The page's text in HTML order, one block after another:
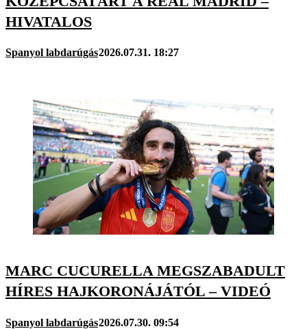
HIVATALOS
Spanyol labdarúgás2026.07.31. 18:27
MARC CUCURELLA MEGSZABADULT
HÍRES HAJKORONÁJÁTÓL – VIDEÓ
Spanyol labdarúgás2026.07.30. 09:54